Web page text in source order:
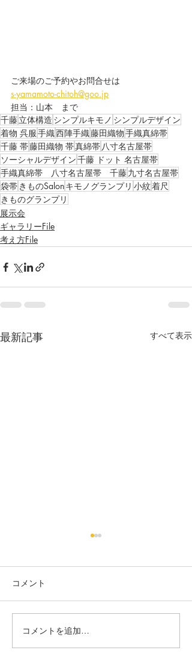
ご来場のご予約やお問合せは
s-yamamoto-chitoh@goo.jp
担当：山本　まで
千藤立体構造 シンプルキモノ シンプルデザイン
着物 呉服手織西陣手織藤田織物手織真綿帯
千藤 帯藤田織物 帯真綿帯 八寸名古屋帯
ソーシャルデザイン千藤 ドット 名古屋帯
手織真綿帯 八寸名古屋帯 千藤九寸名古屋帯
袋帯 きものSalonキモノグランプリ 小紋着尺
きものグランプリ
展示会
ギャラリーFile
考え方File
最新記事 すべて表示
ギャラリーFile 9月の作
品展
コメント
コメントを追加…